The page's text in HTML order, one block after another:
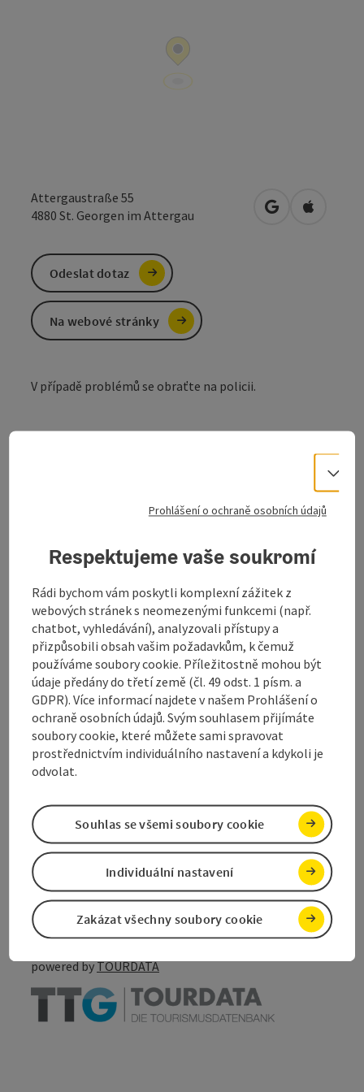
Attergaustraße 55
4880 St. Georgen im Attergau Otevřít vOtevřít v
V případě problémů se obraťte na policii.
Příjezd
Způsobilost
Bezbariérovost
Moje podniky
Odeslat dotaz
Na webové stránky
přejít na poznámky
Vytvořit PDF
Vytisknout
příspěvek
V okolí
powered byTOURDATA
Prohlášení o ochraně osobních údajů
Respektujeme vaše soukromí
Rádi bychom vám poskytli komplexní zážitek z
webových stránek s neomezenými funkcemi (např.
chatbot, vyhledávání), analyzovali přístupy a
přizpůsobili obsah vašim požadavkům, k čemuž
používáme soubory cookie. Příležitostně mohou být
údaje předány do třetí země (čl. 49 odst. 1 písm. a
GDPR). Více informací najdete v našem Prohlášení o
ochraně osobních údajů. Svým souhlasem přijímáte
soubory cookie, které můžete sami spravovat
prostřednictvím individuálního nastavení a kdykoli je
odvolat.
Zakázat všechny soubory cookie
Individuální nastavení
Souhlas se všemi soubory cookie